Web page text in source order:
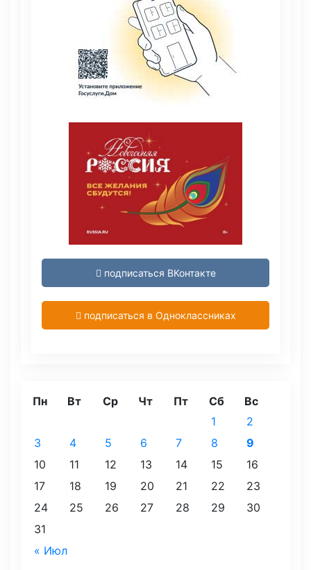
подписаться ВКонтакте
подписаться в Одноклассниках
Пн Вт Ср Чт Пт Сб Вс
« Июл
1
2
3
4 5 6 7 8
9
10
11 12 13 14 15
16
17
18 19 20 21 22
23
24
25 26 27 28 29
30
31